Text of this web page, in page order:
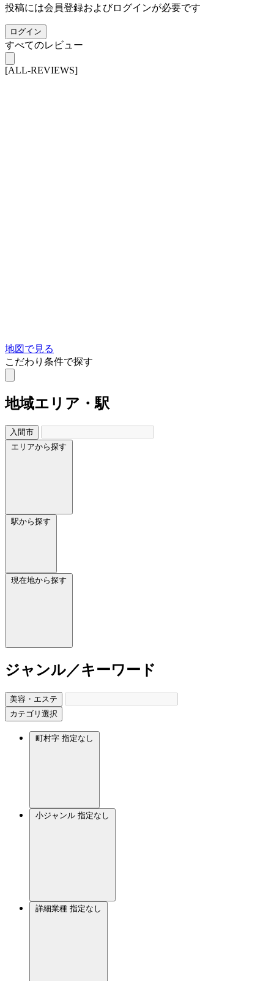
投稿には会員登録およびログインが必要です
ログイン
すべてのレビュー
[ALL-REVIEWS]
地図で見る
こだわり条件で探す
地域エリア・駅
入間市
エリアから探す
駅から探す
現在地から探す
ジャンル／キーワード
美容・エステ
カテゴリ選択
町村字 指定なし
小ジャンル 指定なし
詳細業種 指定なし